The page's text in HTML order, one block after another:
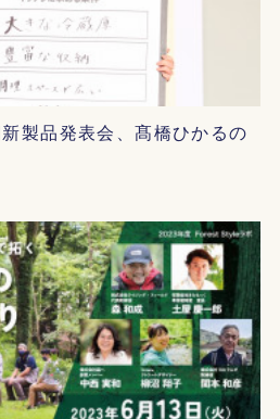
製品発表会、髙橋ひかるの